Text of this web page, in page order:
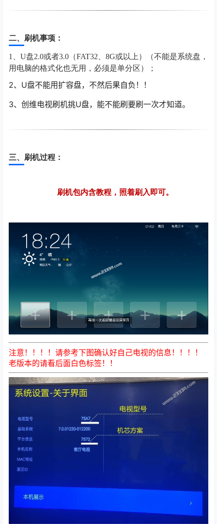
二、刷机事项：
1、U盘2.0或者3.0（FAT32、8G或以上）（不能是系统盘，
用电脑的格式化也无用，必须是单分区）；
2、U盘不能用扩容盘，不然后果自负！！
3、创维电视刷机挑U盘，能不能刷要刷一次才知道。
三、刷机过程：
刷机包内含教程，照着刷入即可。
注意！！！！请参考下图确认好自己电视的信息！！！！
老版本的请看后面白色标签！！